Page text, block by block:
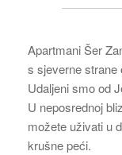
Apartmani Šer
s sjeverne strane
Udaljeni smo od
U neposrednoj
možete uživati u
krušne peći.